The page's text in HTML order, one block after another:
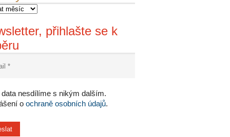
přihlašte se k
data nesdílíme s nikým dalším.
oochraně osobních údajů.